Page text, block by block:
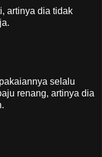
artinya dia tidak
selalu
renang, artinya dia